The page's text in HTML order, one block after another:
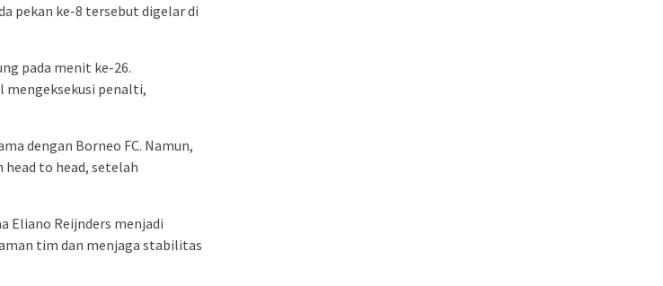
pekan ke-8 tersebut digelar di
pada menit ke-26.
mengeksekusi penalti,
dengan Borneo FC. Namun,
head to head, setelah
Eliano Reijnders menjadi
tim dan menjaga stabilitas